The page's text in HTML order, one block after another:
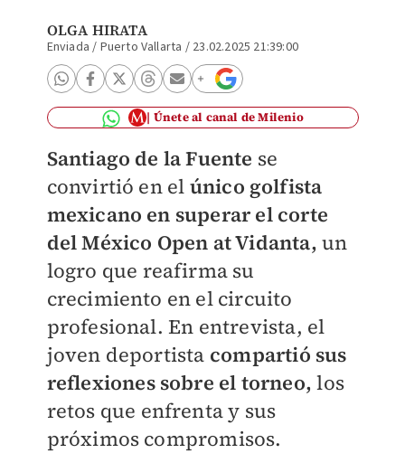
OLGA HIRATA
Enviada / Puerto Vallarta / 23.02.2025 21:39:00
Únete al canal de Milenio
Santiago de la Fuente se
convirtió en el único golfista
mexicano en superar el corte
del México Open at Vidanta, un
logro que reafirma su
crecimiento en el circuito
profesional. En entrevista, el
joven deportista compartió sus
reflexiones sobre el torneo,los
retos que enfrenta y sus
próximos compromisos.